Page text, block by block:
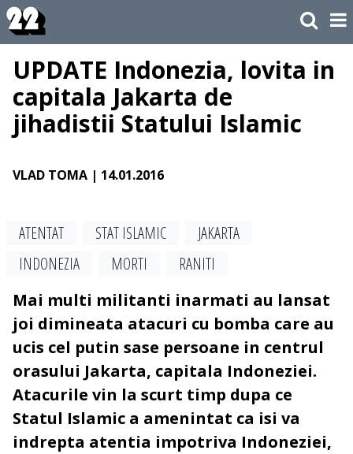
UPDATE Indonezia, lovita in
capitala Jakarta de
jihadistii Statului Islamic
VLAD TOMA | 14.01.2016
ATENTAT STAT ISLAMIC
JAKARTA
INDONEZIA
MORTI
RANITI
Mai multi militanti inarmati au lansat
joi dimineata atacuri cu bomba care au
ucis cel putin sase persoane in centrul
orasului Jakarta, capitala Indoneziei.
Atacurile vin la scurt timp dupa ce
Statul Islamic a amenintat ca isi va
indrepta atentia impotriva Indoneziei,